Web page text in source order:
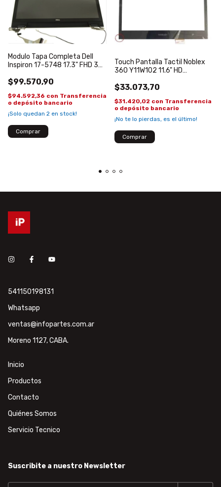
Modulo Tapa Completa Dell
Inspiron 17-5748 17.3" FHD 30
$99.570,90
$94.592,36 con Transferencia
o depósito bancario
¡Solo quedan 2 en stock!
Touch Pantalla Tactil Noblex
360 Y11W102 11.6" HD
$33.073,70
$31.420,02 con Transferencia
o depósito bancario
¡No te lo pierdas, es el último!
541150198131
Whatsapp
ventas@infopartes.com.ar
Moreno 1127, CABA.
Inicio
Productos
Contacto
Quiénes Somos
Servicio Tecnico
Suscribite a nuestro Newsletter